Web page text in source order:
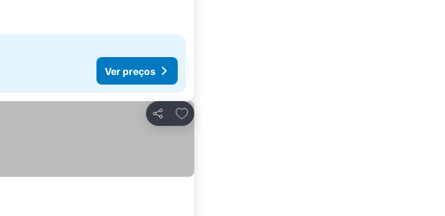
Ver preços
Partilhar
Adicionar aos favoritos